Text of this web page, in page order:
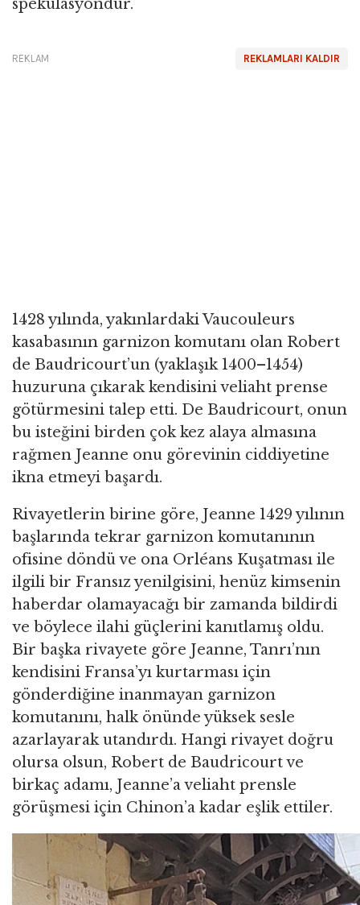
spekülasyondur.
REKLAMLARI KALDIR
REKLAM
1428 yılında, yakınlardaki Vaucouleurs
kasabasının garnizon komutanı olan Robert
de Baudricourt’un (yaklaşık 1400–1454)
huzuruna çıkarak kendisini veliaht prense
götürmesini talep etti. De Baudricourt, onun
bu isteğini birden çok kez alaya almasına
rağmen Jeanne onu görevinin ciddiyetine
ikna etmeyi başardı.
Rivayetlerin birine göre, Jeanne 1429 yılının
başlarında tekrar garnizon komutanının
ofisine döndü ve ona Orléans Kuşatması ile
ilgili bir Fransız yenilgisini, henüz kimsenin
haberdar olamayacağı bir zamanda bildirdi
ve böylece ilahi güçlerini kanıtlamış oldu.
Bir başka rivayete göre Jeanne, Tanrı’nın
kendisini Fransa’yı kurtarması için
gönderdiğine inanmayan garnizon
komutanını, halk önünde yüksek sesle
azarlayarak utandırdı. Hangi rivayet doğru
olursa olsun, Robert de Baudricourt ve
birkaç adamı, Jeanne’a veliaht prensle
görüşmesi için Chinon’a kadar eşlik ettiler.